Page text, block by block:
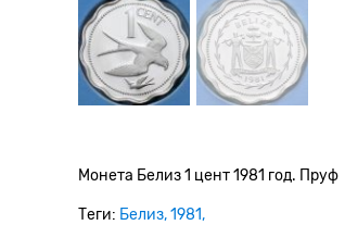
Монета Белиз 1 цент 1981 год. Пруф
Теги: Белиз 1981